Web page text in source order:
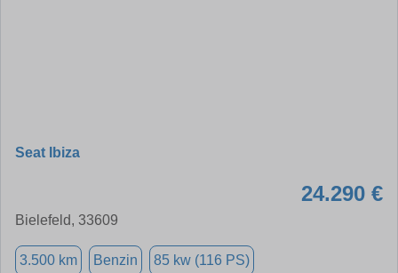
Seat Ibiza
24.290 €
Bielefeld, 33609
3.500 km Benzin 85 kw (116 PS)